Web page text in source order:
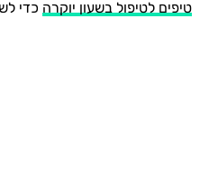
טיפים לטיפול בשעון יוקרה כדי